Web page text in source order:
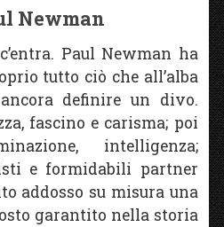
Newman
Paul Newman ha
tutto ciò che all’alba
definire un divo.
fascino e carisma; poi
intelligenza;
e formidabili partner
addosso su misura una
garantito nella storia